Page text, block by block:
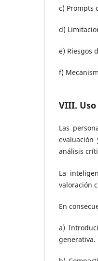
c) Prompts
d)
e) Riesgos
f)
VIII.
Las
análisis
La
valoración
En
a)
generativa.